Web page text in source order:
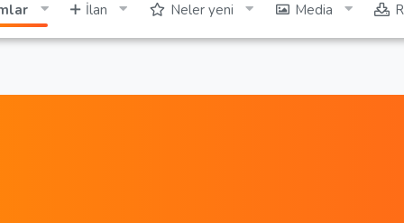
İlan Neler yeni Media